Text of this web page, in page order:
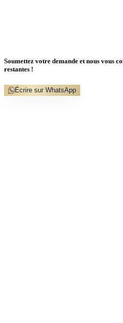
Soumettez votre demande et nous vous
restantes !
Écrire sur WhatsApp